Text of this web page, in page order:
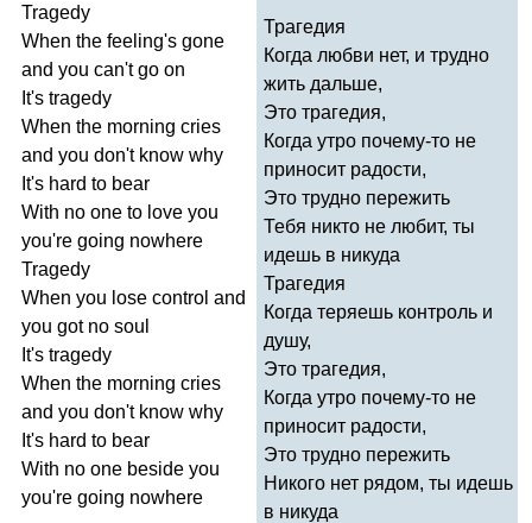
Tragedy
When the feeling's gone
and you can't go on
It's tragedy
When the morning cries
and you don't know why
It's hard to bear
With no one to love you
you're going nowhere
Tragedy
When you lose control and
you got no soul
It's tragedy
When the morning cries
and you don't know why
It's hard to bear
With no one beside you
you're going nowhere
Трагедия
Когда любви нет, и трудно
жить дальше,
Это трагедия,
Когда утро почему-то не
приносит радости,
Это трудно пережить
Тебя никто не любит, ты
идешь в никуда
Трагедия
Когда теряешь контроль и
душу,
Это трагедия,
Когда утро почему-то не
приносит радости,
Это трудно пережить
Никого нет рядом, ты идешь
в никуда